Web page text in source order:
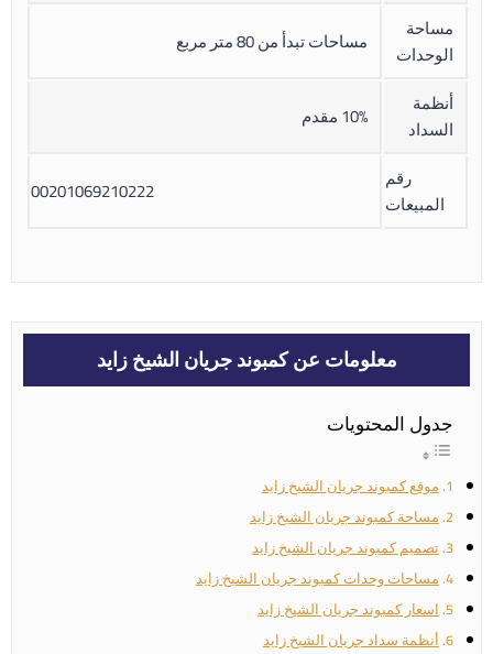
مساحة
الوحدات
مساحات تبدأ من 80 متر مربع
أنظمة
السداد
10% مقدم
رقم
المبيعات
00201069210222
معلومات عن كمبوند جريان الشيخ زايد
جدول المحتويات
موقع كمبوند جريان الشيخ زايد
مساحة كمبوند جريان الشيخ زايد
تصميم كمبوند جريان الشيخ زايد
مساحات وحدات كمبوند جريان الشيخ زايد
اسعار كمبوند جريان الشيخ زايد
أنظمة سداد جريان الشيخ زايد